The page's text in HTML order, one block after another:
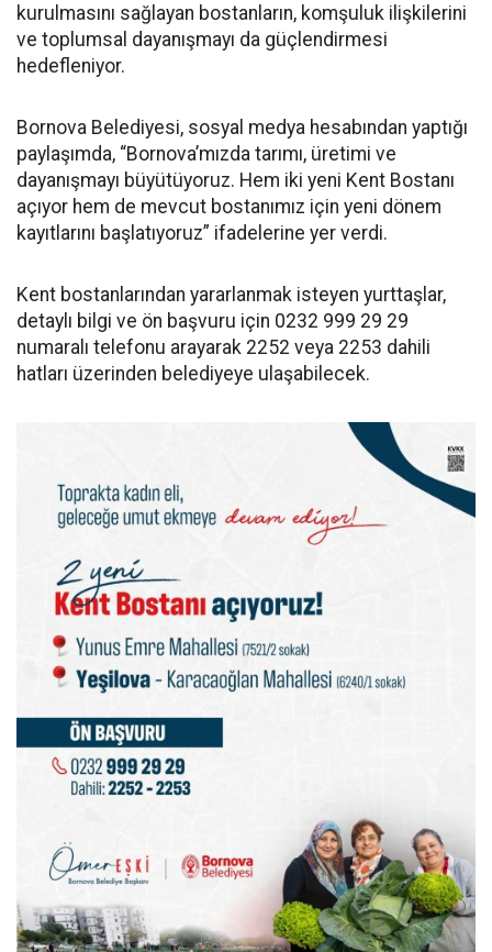
kurulmasını sağlayan bostanların, komşuluk ilişkilerini
ve toplumsal dayanışmayı da güçlendirmesi
hedefleniyor.
Bornova Belediyesi, sosyal medya hesabından yaptığı
paylaşımda, “Bornova’mızda tarımı, üretimi ve
dayanışmayı büyütüyoruz. Hem iki yeni Kent Bostanı
açıyor hem de mevcut bostanımız için yeni dönem
kayıtlarını başlatıyoruz” ifadelerine yer verdi.
Kent bostanlarından yararlanmak isteyen yurttaşlar,
detaylı bilgi ve ön başvuru için 0232 999 29 29
numaralı telefonu arayarak 2252 veya 2253 dahili
hatları üzerinden belediyeye ulaşabilecek.